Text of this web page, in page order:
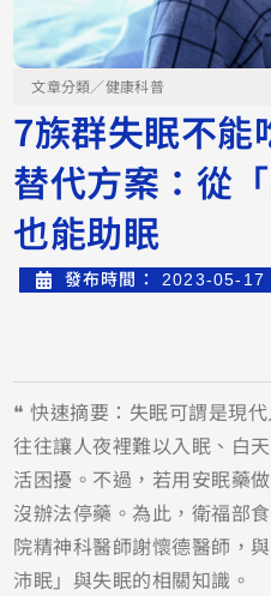
文章分類／健康科普
7族群失眠不能
替代方案：從
也能助眠
發布時間： 2023-05-17
❝ 快速摘要：失眠可謂是現
往往讓人夜裡難以入眠、白
活困擾。不過，若用安眠藥
沒辦法停藥。為此，衛福部
院精神科醫師謝懷德醫師，
沛眠」與失眠的相關知識。